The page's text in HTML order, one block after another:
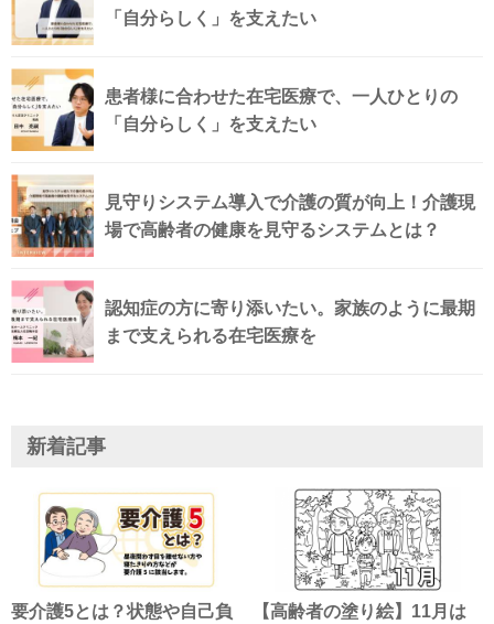
「自分らしく」を支えたい
患者様に合わせた在宅医療で、一人ひとりの
「自分らしく」を支えたい
見守りシステム導入で介護の質が向上！介護現
場で高齢者の健康を見守るシステムとは？
認知症の方に寄り添いたい。家族のように最期
まで支えられる在宅医療を
新着記事
要介護5とは？状態や自己負
【高齢者の塗り絵】11月は